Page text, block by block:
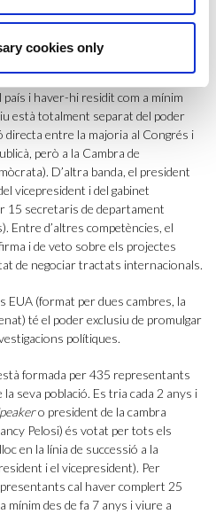
cookies only
tot el poder executiu i és, al
i comandant en cap de les
dels Estats Units cal tenir
i haver-hi residit com a mínim
està totalment separat del poder
directa entre la majoria al Congrés i
però a la Cambra de
D’altra banda, el president
vicepresident i del gabinet
15 secretaris de departament
Entre d’altres competències, el
i de veto sobre els projectes
de negociar tractats internacionals.
EUA (format per dues cambres, la
té el poder exclusiu de promulgar
polítiques.
formada per 435 representants
seva població. Es tria cada 2 anys i
o president de la cambra
Pelosi) és votat per tots els
en la línia de successió a la
i el vicepresident). Per
cal haver complert 25
mínim des de fa 7 anys i viure a